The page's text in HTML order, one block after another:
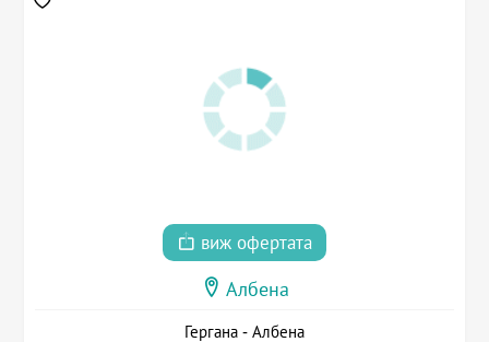
виж офертата
Албена
Гергана - Албена